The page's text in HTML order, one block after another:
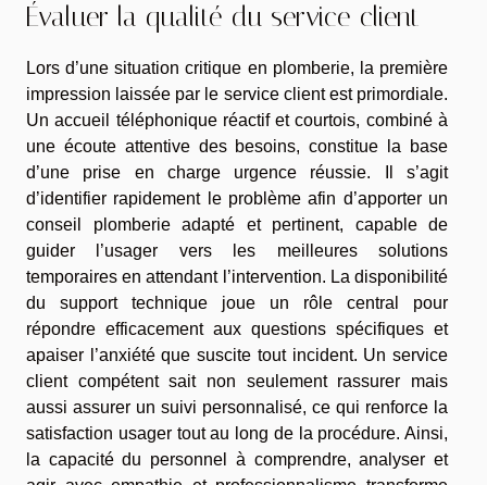
Évaluer la qualité du service client
Lors d’une situation critique en plomberie, la première
impression laissée par le service client est primordiale.
Un accueil téléphonique réactif et courtois, combiné à
une écoute attentive des besoins, constitue la base
d’une prise en charge urgence réussie. Il s’agit
d’identifier rapidement le problème afin d’apporter un
conseil plomberie adapté et pertinent, capable de
guider l’usager vers les meilleures solutions
temporaires en attendant l’intervention. La disponibilité
du support technique joue un rôle central pour
répondre efficacement aux questions spécifiques et
apaiser l’anxiété que suscite tout incident. Un service
client compétent sait non seulement rassurer mais
aussi assurer un suivi personnalisé, ce qui renforce la
satisfaction usager tout au long de la procédure. Ainsi,
la capacité du personnel à comprendre, analyser et